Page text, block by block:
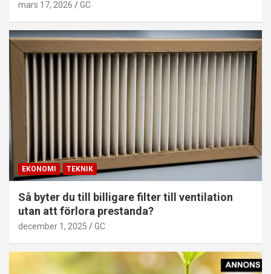
mars 17, 2026 GC
EKONOMI TEKNIK
Så byter du till billigare filter till ventilation
utan att förlora prestanda?
december 1, 2025 GC